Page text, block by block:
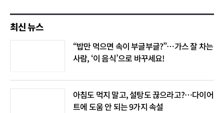
최신 뉴스
“밥만 먹으면 속이 부글부글?”…가스 잘 차는
사람, ‘이 음식’으로 바꾸세요!
아침도 먹지 말고, 설탕도 끊으라고?…다이어
트에 도움 안 되는 9가지 속설